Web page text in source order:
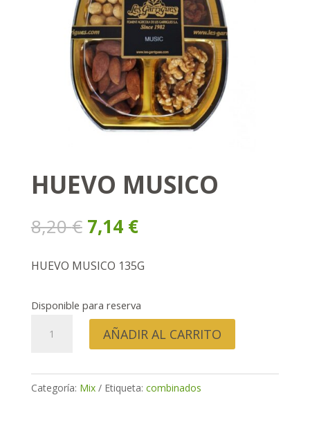
HUEVO MUSICO
8,20€ El
original
8,20 €.
7,14 €El
actual
7,14 €.
HUEVO MUSICO 135G
Disponible para reserva
MUSICO
AÑADIR AL CARRITO
Categoría: Mix Etiqueta: combinados